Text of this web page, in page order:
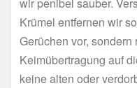
Krümel entfernen wir
Gerüchen vor,
Keimübertragung auf
keine alten oder